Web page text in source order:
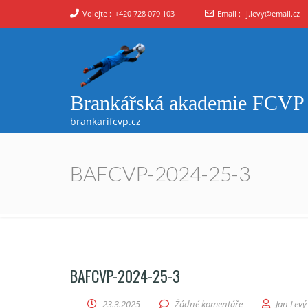
Volejte : +420 728 079 103 Email : j.levy@email.cz
Brankářská akademie FCVP
brankarifcvp.cz
BAFCVP-2024-25-3
BAFCVP-2024-25-3
23.3.2025 Žádné komentáře Jan Levý